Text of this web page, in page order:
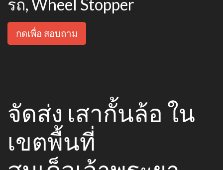
รถ, Wheel Stopper
กดเพื่อ สอบถาม
จัดส่ง เสากั้นล้อ ใน
เขตพื้นที่